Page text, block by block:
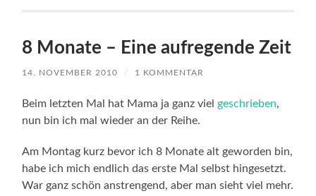
8 Monate – Eine aufregende Zeit
14. NOVEMBER 2010 / 1 KOMMENTAR
Beim letzten Mal hat Mama ja ganz vielgeschrieben,
nun bin ich mal wieder an der Reihe.
Am Montag kurz bevor ich 8 Monate alt geworden bin,
habe ich mich endlich das erste Mal selbst hingesetzt.
War ganz schön anstrengend, aber man sieht viel mehr.